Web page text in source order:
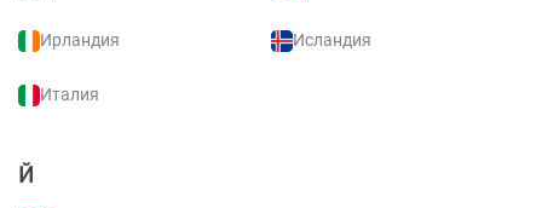
Ирландия Исландия
Италия
Й